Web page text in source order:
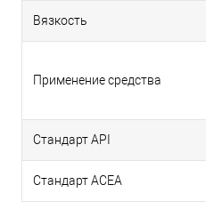
Вязкость
Применение средства
Стандарт API
Стандарт ACEA